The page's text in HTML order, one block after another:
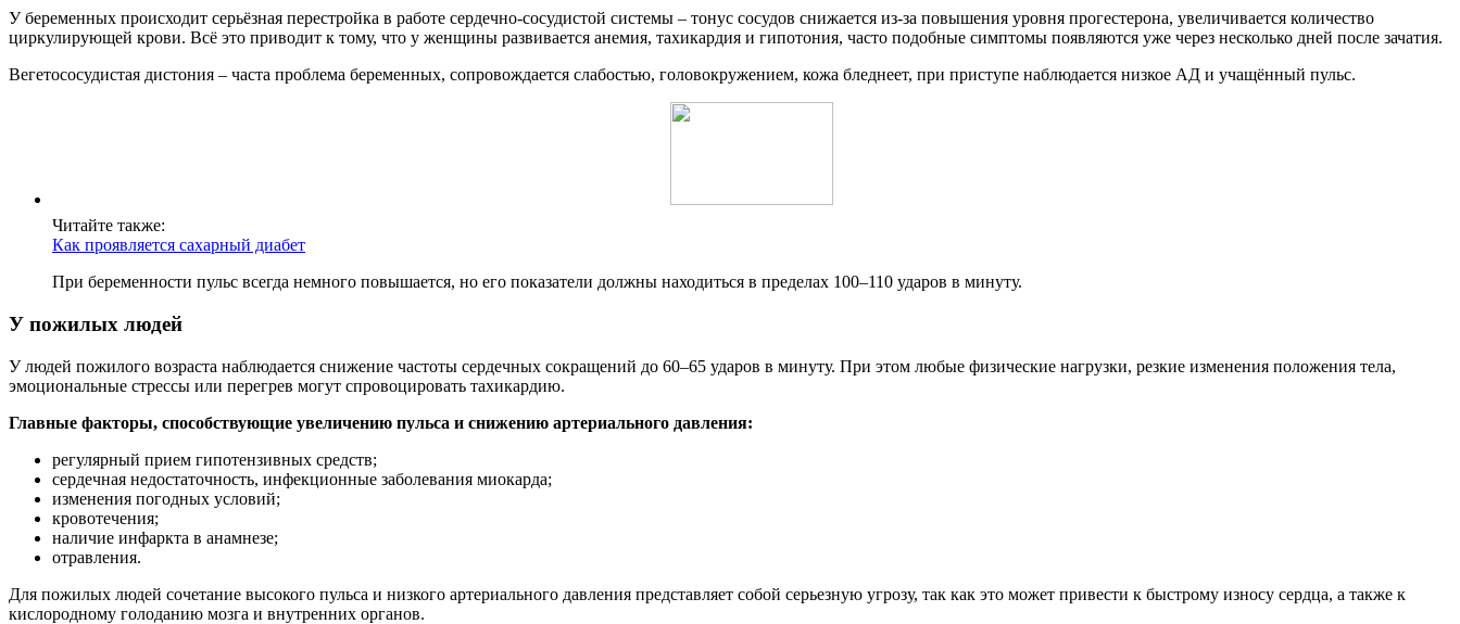
У беременных происходит серьёзная перестройка в работе сердечно-сосудистой системы – тонус сосудов снижается из-за повышения уровня прогестерона, увеличивается количество
циркулирующей крови. Всё это приводит к тому, что у женщины развивается анемия, тахикардия и гипотония, часто подобные симптомы появляются уже через несколько дней после зачатия.
Вегетососудистая дистония – часта проблема беременных, сопровождается слабостью, головокружением, кожа бледнеет, при приступе наблюдается низкое АД и учащённый пульс.
Читайте также:
Как проявляется сахарный диабет
При беременности пульс всегда немного повышается, но его показатели должны находиться в пределах 100–110 ударов в минуту.
У пожилых людей
У людей пожилого возраста наблюдается снижение частоты сердечных сокращений до 60–65 ударов в минуту. При этом любые физические нагрузки, резкие изменения положения тела,
эмоциональные стрессы или перегрев могут спровоцировать тахикардию.
Главные факторы, способствующие увеличению пульса и снижению артериального давления:
регулярный прием гипотензивных средств;
сердечная недостаточность, инфекционные заболевания миокарда;
изменения погодных условий;
кровотечения;
наличие инфаркта в анамнезе;
отравления.
Для пожилых людей сочетание высокого пульса и низкого артериального давления представляет собой серьезную угрозу, так как это может привести к быстрому износу сердца, а также к
кислородному голоданию мозга и внутренних органов.